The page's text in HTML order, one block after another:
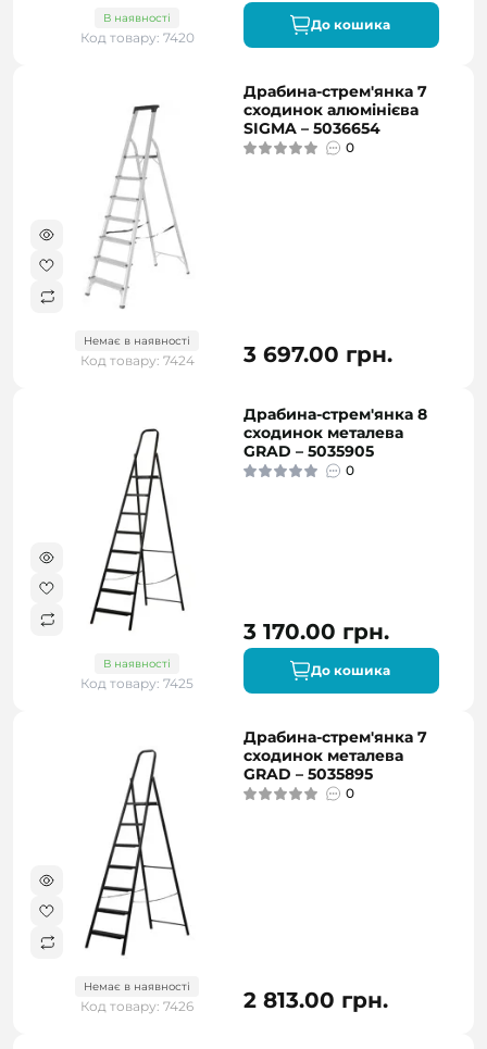
В наявності
Код товару: 7420
До кошика
Немає в наявності
Код товару: 7424
Драбина-стрем'янка 7
сходинок алюмінієва
SIGMA – 5036654
0
3 697.00 грн.
В наявності
Код товару: 7425
Драбина-стрем'янка 8
сходинок металева
GRAD – 5035905
0
3 170.00 грн.
До кошика
Немає в наявності
Код товару: 7426
Драбина-стрем'янка 7
сходинок металева
GRAD – 5035895
0
2 813.00 грн.